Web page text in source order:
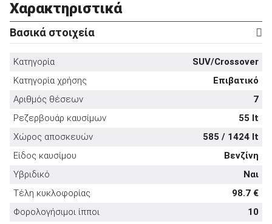
Καινούρια
Χαρακτηριστικά
Βασικά στοιχεία
Κατηγορία
SUV/Crossover
Κατηγορία χρήσης
Επιβατικό
Αριθμός θέσεων
7
Ρεζερβουάρ καυσίμων
55 lt
Χώρος αποσκευών
585 / 1424 lt
Είδος καυσίμου
Βενζίνη
Υβριδικό
Ναι
Τέλη κυκλοφορίας
98.7 €
Φορολογήσιμοι ίπποι
10